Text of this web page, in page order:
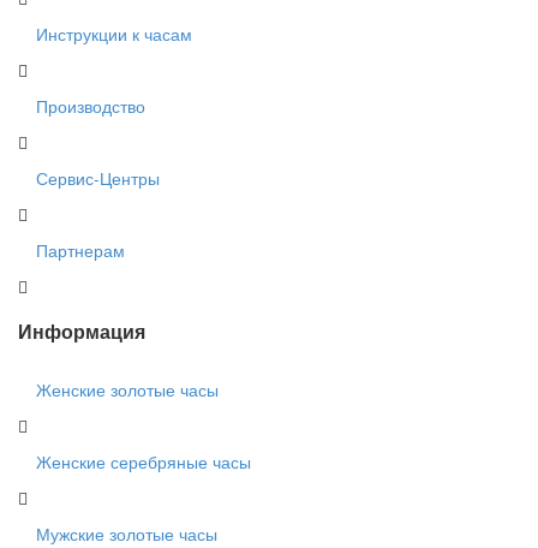
Инструкции к часам
Производство
Сервис-Центры
Партнерам
Информация
Женские золотые часы
Женские серебряные часы
Мужские золотые часы